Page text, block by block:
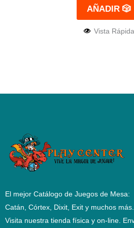
AÑADIR 🎲
Vista Rápida
El mejor Catálogo de Juegos de Mesa:
Catán, Córtex, Dixit, Exit y muchos más.
Visita nuestra tienda física y on-line.